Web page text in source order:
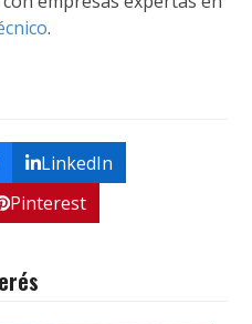
.
LinkedIn
Pinterest